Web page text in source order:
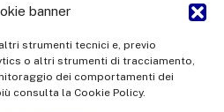
banner
strumenti tecnici e, previo
o altri strumenti di tracciamento,
dei comportamenti dei
consulta la Cookie Policy.
Instagram Linkedin